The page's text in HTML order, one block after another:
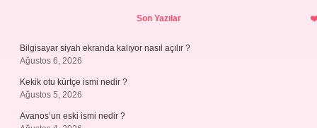
Son Yazılar
Bilgisayar siyah ekranda kalıyor nasıl açılır ?
Ağustos 6, 2026
Kekik otu kürtçe ismi nedir ?
Ağustos 5, 2026
Avanos’un eski ismi nedir ?